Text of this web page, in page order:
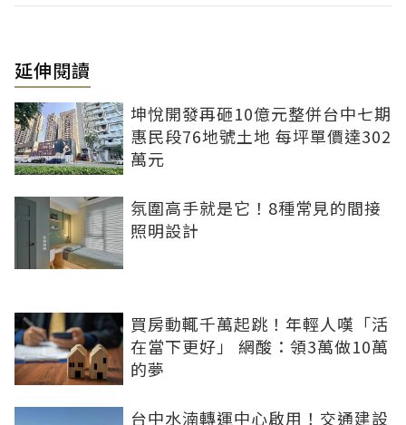
延伸閱讀
坤悅開發再砸10億元整併台中七期
惠民段76地號土地 每坪單價達302
萬元
氛圍高手就是它！8種常見的間接
照明設計
買房動輒千萬起跳！年輕人嘆「活
在當下更好」 網酸：領3萬做10萬
的夢
台中水湳轉運中心啟用！交通建設